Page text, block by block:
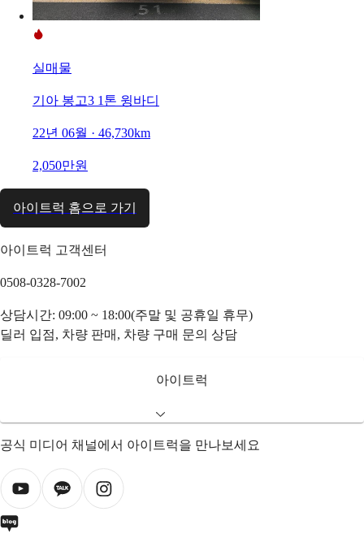
실매물
기아 봉고3 1톤 윙바디
22년 06월 · 46,730km
2,050만원
아이트럭 홈으로 가기
아이트럭 고객센터
0508-0328-7002
상담시간: 09:00 ~ 18:00(주말 및 공휴일 휴무)
딜러 입점, 차량 판매, 차량 구매 문의 상담
아이트럭
공식 미디어 채널에서 아이트럭을 만나보세요